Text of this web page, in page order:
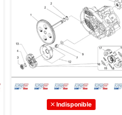
Indisponible